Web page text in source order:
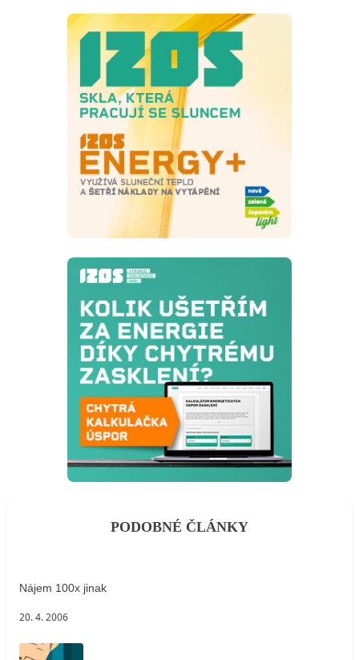
PODOBNÉ ČLÁNKY
Nájem 100x jinak
20. 4. 2006